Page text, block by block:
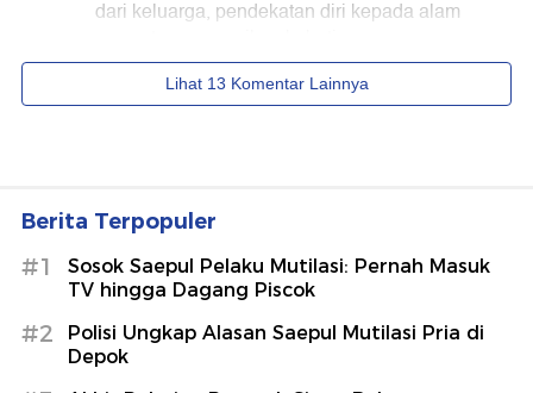
Berita Terpopuler
#1
Sosok Saepul Pelaku Mutilasi: Pernah Masuk
TV hingga Dagang Piscok
#2
Polisi Ungkap Alasan Saepul Mutilasi Pria di
Depok